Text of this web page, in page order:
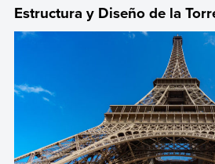
Estructura y Diseño de la